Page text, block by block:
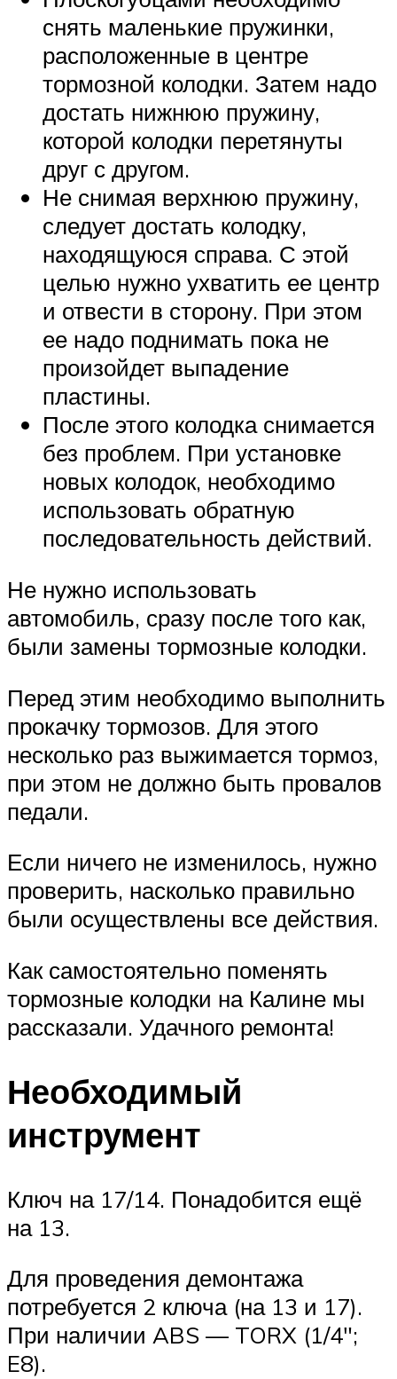
снять маленькие пружинки,
расположенные в центре
тормозной колодки. Затем надо
достать нижнюю пружину,
которой колодки перетянуты
друг с другом.
Не снимая верхнюю пружину,
следует достать колодку,
находящуюся справа. С этой
целью нужно ухватить ее центр
и отвести в сторону. При этом
ее надо поднимать пока не
произойдет выпадение
пластины.
После этого колодка снимается
без проблем. При установке
новых колодок, необходимо
использовать обратную
последовательность действий.
Не нужно использовать
автомобиль, сразу после того как,
были замены тормозные колодки.
Перед этим необходимо выполнить
прокачку тормозов. Для этого
несколько раз выжимается тормоз,
при этом не должно быть провалов
педали.
Если ничего не изменилось, нужно
проверить, насколько правильно
были осуществлены все действия.
Как самостоятельно поменять
тормозные колодки на Калине мы
рассказали. Удачного ремонта!
Необходимый
инструмент
Ключ на 17/14. Понадобится ещё
на 13.
Для проведения демонтажа
потребуется 2 ключа (на 13 и 17).
При наличии ABS — TORX (1/4″;
E8).